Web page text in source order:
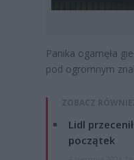
Panika ogarnęła
pod ogromnym
ZOBACZ
Lidl
początek